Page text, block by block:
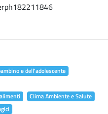
e dell'adolescente
Clima Ambiente e Salute